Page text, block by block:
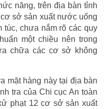
năng, trên địa bàn tỉnh
sở sản xuất nước uống
chưa nắm rõ các quy
một chiều nên trong
chữa các cơ sở không
mặt hàng này tại địa bàn
tra của Chi cục An toàn
phạt 12 cơ sở sản xuất